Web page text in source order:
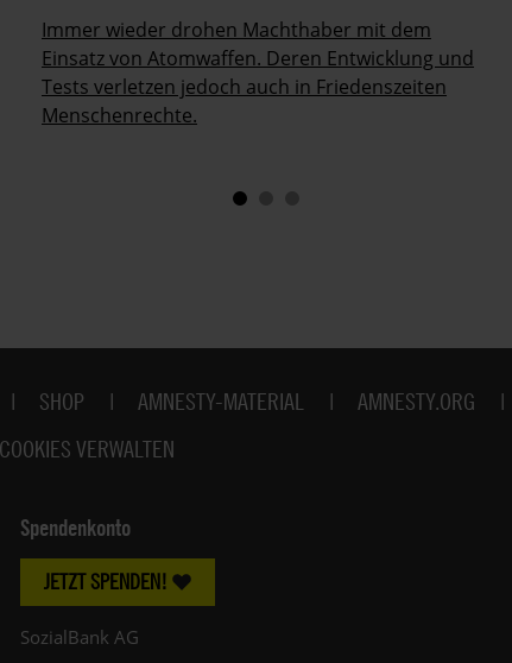
Immer wieder drohen Machthaber mit dem
Einsatz von Atomwaffen. Deren Entwicklung und
Tests verletzen jedoch auch in Friedenszeiten
Menschenrechte.
SHOP AMNESTY-MATERIAL AMNESTY.ORG
COOKIES VERWALTEN
Spendenkonto
JETZT SPENDEN!
SozialBank AG